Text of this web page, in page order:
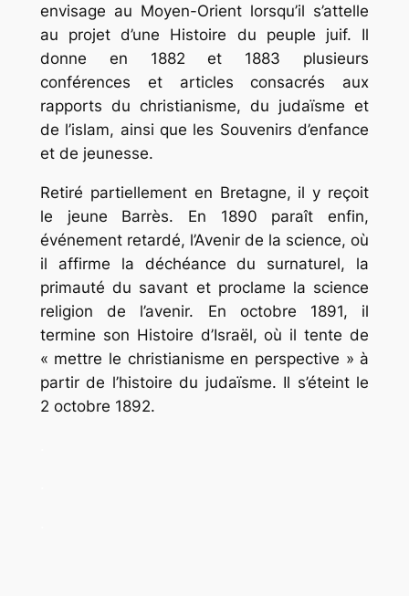
envisage au Moyen-Orient lorsqu’il s’attelle
au projet d’une Histoire du peuple juif. Il
donne en 1882 et 1883 plusieurs
conférences et articles consacrés aux
rapports du christianisme, du judaïsme et
de l’islam, ainsi que les Souvenirs d’enfance
et de jeunesse.
Retiré partiellement en Bretagne, il y reçoit
le jeune Barrès. En 1890 paraît enfin,
événement retardé, l’Avenir de la science, où
il affirme la déchéance du surnaturel, la
primauté du savant et proclame la science
religion de l’avenir. En octobre 1891, il
termine son Histoire d’Israël, où il tente de
« mettre le christianisme en perspective » à
partir de l’histoire du judaïsme. Il s’éteint le
2 octobre 1892.